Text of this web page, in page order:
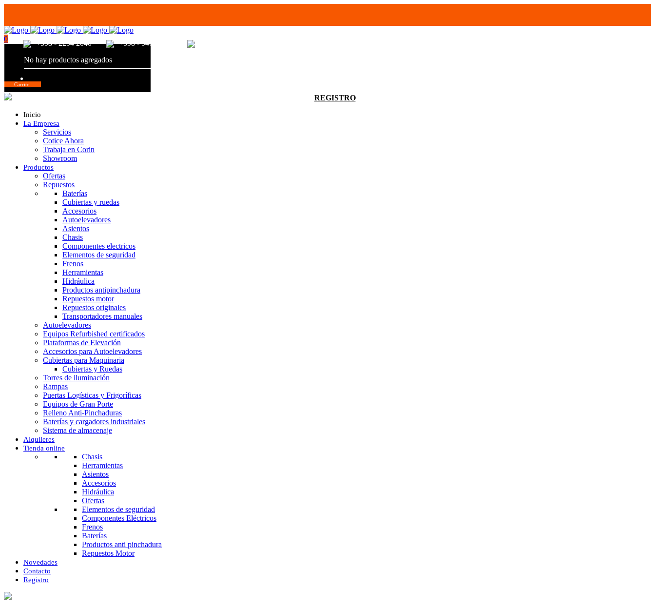
+598 - 2294 2040 +598 - 94680056
REGISTRO
0
No hay productos agregados
Carrito
Inicio
La Empresa
Servicios
Cotice Ahora
Trabaja en Corin
Showroom
Productos
Ofertas
Repuestos
Baterías
Cubiertas y ruedas
Accesorios
Autoelevadores
Asientos
Chasis
Componentes electricos
Elementos de seguridad
Frenos
Herramientas
Hidráulica
Productos antipinchadura
Repuestos motor
Repuestos originales
Transportadores manuales
Autoelevadores
Equipos Refurbished certificados
Plataformas de Elevación
Accesorios para Autoelevadores
Cubiertas para Maquinaria
Cubiertas y Ruedas
Torres de iluminación
Rampas
Puertas Logísticas y Frigoríficas
Equipos de Gran Porte
Relleno Anti-Pinchaduras
Baterías y cargadores industriales
Sistema de almacenaje
Alquileres
Tienda online
Chasis
Herramientas
Asientos
Accesorios
Hidráulica
Ofertas
Elementos de seguridad
Componentes Eléctricos
Frenos
Baterías
Productos anti pinchadura
Repuestos Motor
Novedades
Contacto
Registro